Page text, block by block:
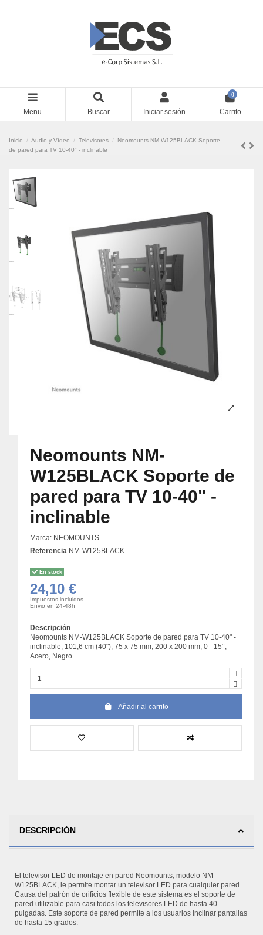
Menu Buscar Iniciar sesión
0
Carrito
Inicio Audio y Vídeo Televisores
Neomounts NM-W125BLACK Soporte
de pared para TV 10-40" - inclinable
Neomounts NM-
W125BLACK Soporte de
pared para TV 10-40" -
inclinable
Marca: NEOMOUNTS
Referencia NM-W125BLACK
En stock
24,10 €
Impuestos incluidos
Envio en 24-48h
Descripción
Neomounts NM-W125BLACK Soporte de pared para TV 10-40" -
inclinable, 101,6 cm (40"), 75 x 75 mm, 200 x 200 mm, 0 - 15°,
Acero, Negro
Añadir al carrito
DESCRIPCIÓN
El televisor LED de montaje en pared Neomounts, modelo NM-
W125BLACK, le permite montar un televisor LED para cualquier pared.
Causa del patrón de orificios flexible de este sistema es el soporte de
pared utilizable para casi todos los televisores LED de hasta 40
pulgadas. Este soporte de pared permite a los usuarios inclinar pantallas
de hasta 15 grados.